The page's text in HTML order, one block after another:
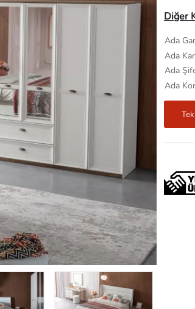
Diğer
Ada
Ada
Ada
Ada